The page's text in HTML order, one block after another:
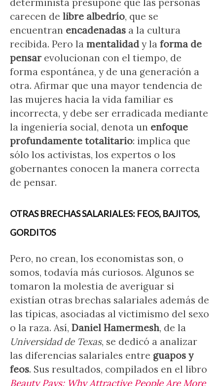
determinista presupone que las personas
carecen de libre albedrío, que se
encuentran encadenadas a la cultura
recibida. Pero la mentalidad y la forma de
pensarevolucionan con el tiempo, de
forma espontánea, y de una generación a
otra. Afirmar que una mayor tendencia de
las mujeres hacia la vida familiar es
incorrecta, y debe ser erradicada mediante
la ingeniería social, denota un enfoque
profundamente totalitario: implica que
sólo los activistas, los expertos o los
gobernantes conocen la manera correcta
de pensar.
OTRAS BRECHAS SALARIALES: FEOS, BAJITOS,
GORDITOS
Pero, no crean, los economistas son, o
somos, todavía más curiosos. Algunos se
tomaron la molestia de averiguar si
existían otras brechas salariales además de
las típicas, asociadas al victimismo del sexo
o la raza. Así, Daniel Hamermesh, de la
Universidad de Texas, se dedicó a analizar
las diferencias salariales entre guapos y
feos. Sus resultados, compilados en el libro
Beauty Pays: Why Attractive People Are More